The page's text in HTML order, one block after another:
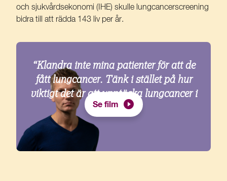
och sjukvårdsekonomi (IHE) skulle lungcancerscreening
bidra till att rädda 143 liv per år.
“Klandra inte mina patienter för att de
fått lungcancer. Tänk i stället på hur
viktigt det är att upptäcka lungcancer i
tid.”
Se film